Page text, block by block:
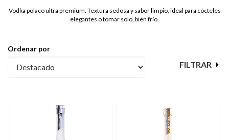
Vodka polaco ultra premium. Textura sedosa y sabor limpio, ideal para cócteles
elegantes o tomar solo, bien frío.
Ordenar por
FILTRAR